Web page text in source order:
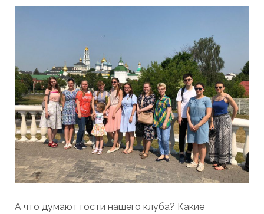
А что думают гости нашего клуба? Какие